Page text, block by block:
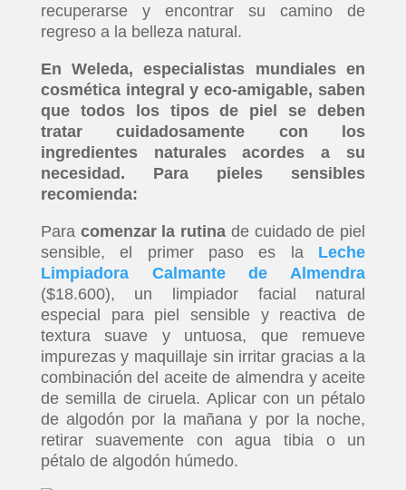
recuperarse y encontrar su camino de
regreso a la belleza natural.
En Weleda, especialistas mundiales en
cosmética integral y eco-amigable, saben
que todos los tipos de piel se deben
tratar cuidadosamente con los
ingredientes naturales acordes a su
necesidad. Para pieles sensibles
recomienda:
Para comenzar la rutina de cuidado de piel
sensible, el primer paso es la Leche
Limpiadora Calmante de Almendra
($18.600), un limpiador facial natural
especial para piel sensible y reactiva de
textura suave y untuosa, que remueve
impurezas y maquillaje sin irritar gracias a la
combinación del aceite de almendra y aceite
de semilla de ciruela. Aplicar con un pétalo
de algodón por la mañana y por la noche,
retirar suavemente con agua tibia o un
pétalo de algodón húmedo.